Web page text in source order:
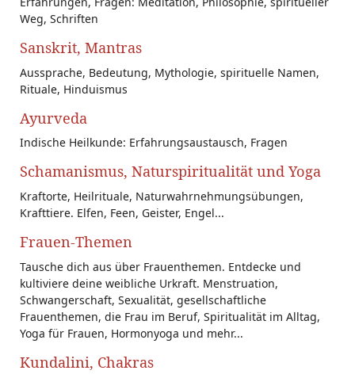
Weg, Schriften
Sanskrit, Mantras
Aussprache, Bedeutung, Mythologie, spirituelle Namen,
Rituale, Hinduismus
Ayurveda
Indische Heilkunde: Erfahrungsaustausch, Fragen
Schamanismus, Naturspiritualität und Yoga
Kraftorte, Heilrituale, Naturwahrnehmungsübungen,
Krafttiere. Elfen, Feen, Geister, Engel...
Frauen-Themen
Tausche dich aus über Frauenthemen. Entdecke und
kultiviere deine weibliche Urkraft. Menstruation,
Schwangerschaft, Sexualität, gesellschaftliche
Frauenthemen, die Frau im Beruf, Spiritualität im Alltag,
Yoga für Frauen, Hormonyoga und mehr...
Kundalini, Chakras